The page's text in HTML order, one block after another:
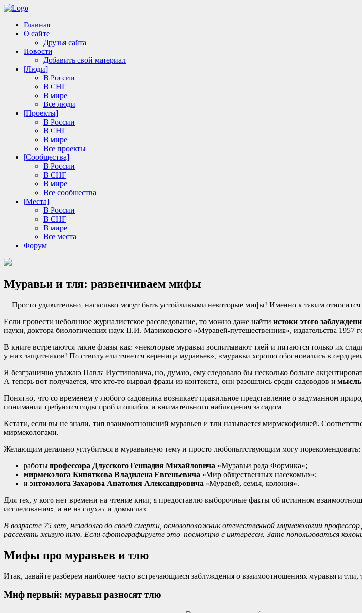
Главная
О сайте
Друзья сайта
Новости
Добавить свой материал
[Люди]
В России
В СНГ
В мире
Все люди
[Проекты]
В России
В СНГ
В мире
Все проекты
[Сообщества]
В России
В СНГ
В мире
Все сообщества
[Места]
В России
В СНГ
В мире
Все места
Форум
Муравьи и тля: развенчиваем мифы
Просто удивительно, насколько могут быть устойчивыми некоторые мифы! Именно к таким
Если провести небольшое журналистское расследование, то можно даже найти истоки этого
науки, доктора биологических наук П.И. Мариковского «Муравей-путешественник», издательства 1957
В книге встречаются такие фразы как: «некоторые муравьи воспитывают тлей и питаются только их
у них защитников! По стволу ели тянется вереница муравьев», «муравьи хорошо обосновались в
Я безгранично уважаю Павла Иустиновича, но, думаю, ему следовало бы несколько больше
А теперь вот получается, что кто-то вырвал фразы из контекста, они разошлись среди садоводов и мысль
Понятно, что со временем у любого садовника возникает правильное представление о задуманном
понимания требуются годы проб и ошибок и внимательного наблюдения за садом.
Кстати, если вы не знали, тип взаимоотношений муравьев и тли называется мирмекофилией.
мирмекологами.
Желающим детально углубиться в муравьиную тему и просто любопытствующим могу порекомендовать:
работы профессора Длусского Геннадия Михайловича «Муравьи рода Формика»;
мирмеколога Кипяткова Владилена Евгеньевича «Мир общественных насекомых»;
и энтомолога Захарова Анатолия Александровича «Муравей, семья, колония».
Для тех, у кого нет времени на чтение книг, я предоставлю выборочные факты об истинном
исследованиях, а не на слухах и домыслах.
В возрасте 75 лет, незадолго до своей смерти, основоположник отечественной мирмекологии
расселять живую тлю. Если сфотографируете это, посмотрю с интересом. Зато попользоваться
Мифы про муравьев и тлю
Итак, давайте разберем наиболее часто встречающиеся заблуждения о взаимоотношениях муравья и
Миф первый: муравьи разносят тлю